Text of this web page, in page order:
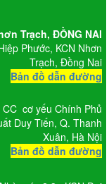
Trạch, ĐỒNG NAI
Phước, KCN Nhơn
Trạch, Đồng Nai
Bản đồ dẫn đường
CC cơ yếu Chính Phủ
Duy Tiến, Q. Thanh
Xuân, Hà Nội
Bản đồ dẫn đường